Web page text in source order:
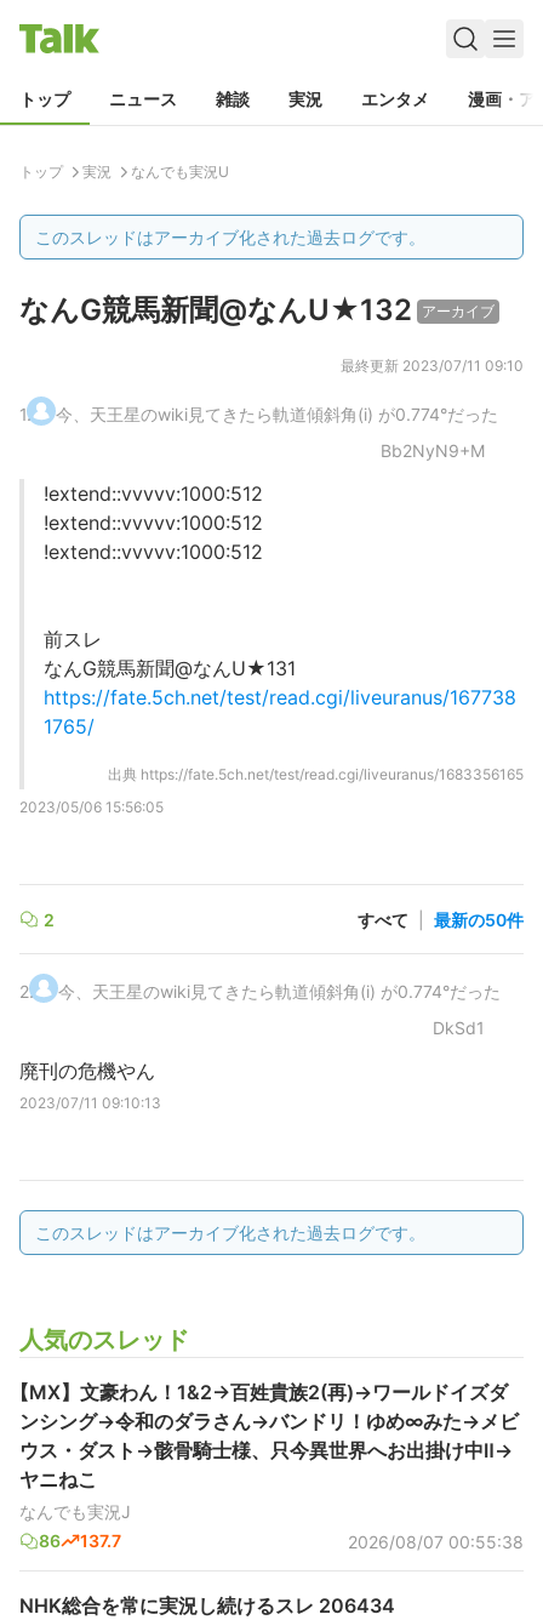
トップ ニュース 雑談 実況 エンタメ 漫画・ア
トップ 実況 なんでも実況U
このスレッドはアーカイブ化された過去ログです。
なんG競馬新聞@なんU★132 アーカイブ
最終更新 2023/07/11 09:10
1.
今、天王星のwiki見てきたら軌道傾斜角(i) が0.774°だった
Bb2NyN9+M
!extend::vvvvv:1000:512
!extend::vvvvv:1000:512
!extend::vvvvv:1000:512
前スレ
なんG競馬新聞@なんU★131
https://fate.5ch.net/test/read.cgi/liveuranus/167738
1765/
出典 https://fate.5ch.net/test/read.cgi/liveuranus/1683356165
2023/05/06 15:56:05
2 すべて 最新の50件
2.
今、天王星のwiki見てきたら軌道傾斜角(i) が0.774°だった
DkSd1
廃刊の危機やん
2023/07/11 09:10:13
このスレッドはアーカイブ化された過去ログです。
人気のスレッド
【MX】文豪わん！1&2→百姓貴族2(再)→ワールドイズダ
ンシング→令和のダラさん→バンドリ！ゆめ∞みた→メビ
ウス・ダスト→骸骨騎士様、只今異世界へお出掛け中Ⅱ→
ヤニねこ
なんでも実況J
86
137.7 2026/08/07 00:55:38
NHK総合を常に実況し続けるスレ 206434